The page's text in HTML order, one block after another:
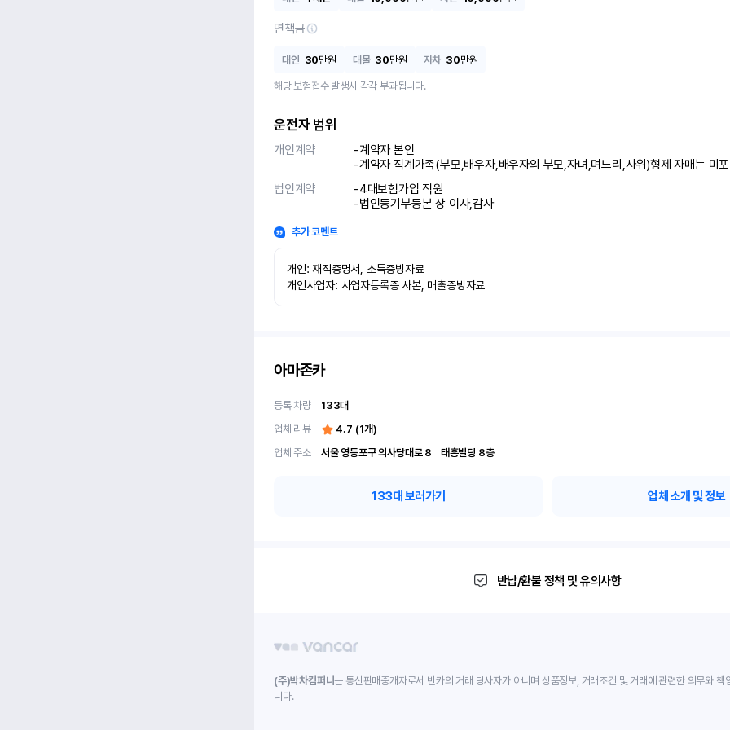
면책금
대인 30만원 대물 30만원 자차 30만원
해당 보험접수 발생시 각각 부과됩니다.
운전자 범위
개인계약
-계약자 본인
-계약자 직계가족(부모,배우자,배우자의 부모,자녀,며느리,사위)형제 자매는 미
법인계약
-4대보험가입 직원
-법인등기부등본 상 이사,감사
추가 코멘트
개인: 재직증명서, 소득증빙자료
개인사업자: 사업자등록증 사본, 매출증빙자료
아마존카
등록 차량 133대
업체 리뷰
4.7 (1개)
업체 주소
서울 영등포구 의사당대로 8	 태흥빌딩 8층
133대 보러가기 업체 소개 및 정보
반납/환불 정책 및 유의사항
(주)박차컴퍼니는 통신판매중개자로서 반카의 거래 당사자가 아니며 상품정보, 거래조건 및 거래에 관련한 의무와 책
니다.